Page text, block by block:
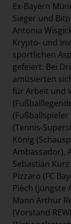
Ex-Bayern
Sieger und
Antonia
Krypto- und
sportlichen
gefeiert. Bei
amüsierten
für Arbeit und
(Fußballspieler
(Tennis-
König
Ambassador),
Sebastian
Pizzaro (FC
Piëch (jüngste
Mann Arthur
(Vorstand